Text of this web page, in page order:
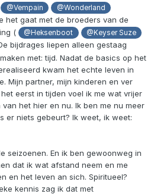
@Vempain
@Wonderland
het gaat met de broeders van de
(
@Heksenboot
@Keyser Suze
bijdrages liepen alleen gestaag
met: tijd. Nadat de basics op het
kwam het echte leven in
Mijn partner, mijn kinderen en ver
eerst in tijden voel ik me wat vrijer
van het hier en nu. Ik ben me nu meer
er niets gebeurt? Ik weet, ik weet:
seizoenen. En ik ben gewoonweg in
dat ik wat afstand neem en me
en het leven an sich. Spiritueel?
kennis zag ik dat met